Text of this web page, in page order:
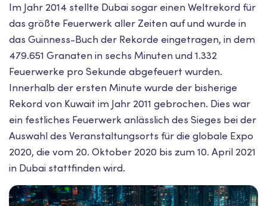
Im Jahr 2014 stellte Dubai sogar einen Weltrekord für
das größte Feuerwerk aller Zeiten auf und wurde in
das Guinness-Buch der Rekorde eingetragen, in dem
479.651 Granaten in sechs Minuten und 1.332
Feuerwerke pro Sekunde abgefeuert wurden.
Innerhalb der ersten Minute wurde der bisherige
Rekord von Kuwait im Jahr 2011 gebrochen. Dies war
ein festliches Feuerwerk anlässlich des Sieges bei der
Auswahl des Veranstaltungsorts für die globale Expo
2020, die vom 20. Oktober 2020 bis zum 10. April 2021
in Dubai stattfinden wird.